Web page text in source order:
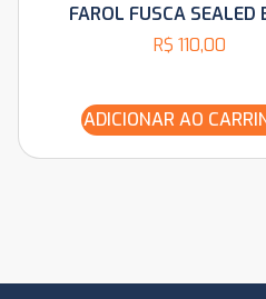
FAROL FUSCA SEALED
R$ 110,00
ADICIONAR AO